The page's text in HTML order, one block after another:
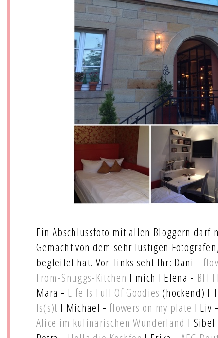
Ein Abschlussfoto mit allen Bloggern
Gemacht von dem sehr lustigen
begleitet hat. Von links seht Ihr: Dani -
From-Snuggs-Kitchen I mich I Elena -
Mara - Life Is Full Of Goodies (hockend) I
Is(s)t I Michael - flowers on my plate I Liv
Alice im kulinarischen Wunderland I